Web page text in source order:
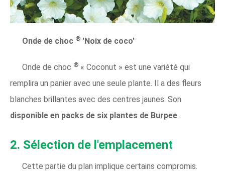
Onde de choc ® 'Noix de coco'
Onde de choc ® « Coconut » est une variété qui
remplira un panier avec une seule plante. Il a des fleurs
blanches brillantes avec des centres jaunes. Son
disponible en packs de six plantes de Burpee .
2. Sélection de l'emplacement
Cette partie du plan implique certains compromis.